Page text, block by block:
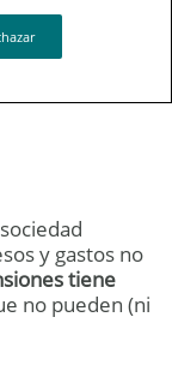
de
y gastos no
tiene
no pueden (ni